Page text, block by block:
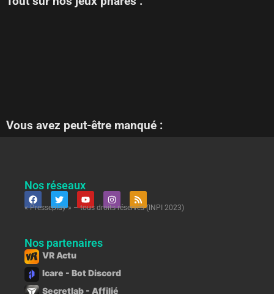
Vous avez peut-être manqué :
Nos réseaux
« Presseplay » – tous droits réservés (INPI 2023)
Nos partenaires
VR Actu
Icare - Bot Discord
Secretlab - Affilié